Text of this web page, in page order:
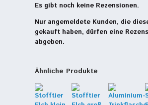
Es gibt noch keine Rezensionen.
Nur angemeldete Kunden, die
gekauft haben, dürfen eine
abgeben.
Ähnliche Produkte